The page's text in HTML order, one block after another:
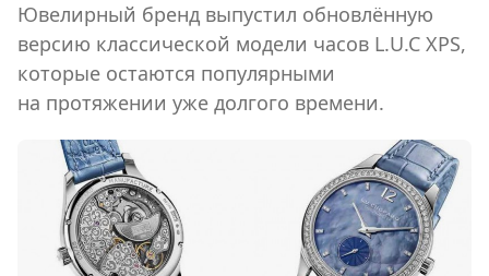
Ювелирный бренд выпустил обновлённую
версию классической модели часов L.U.C XPS,
которые остаются популярными
на протяжении уже долгого времени.